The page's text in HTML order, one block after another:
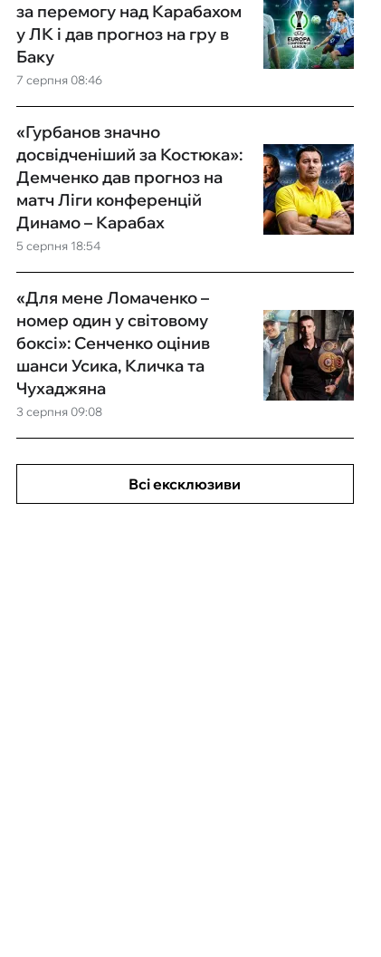
7 серпня 08:46
за перемогу над Карабахом
у ЛК і дав прогноз на гру в
Баку
5 серпня 18:54
«Гурбанов значно
досвідченіший за Костюка»:
Демченко дав прогноз на
матч Ліги конференцій
Динамо – Карабах
3 серпня 09:08
«Для мене Ломаченко –
номер один у світовому
боксі»: Сенченко оцінив
шанси Усика, Кличка та
Чухаджяна
Всі ексклюзиви